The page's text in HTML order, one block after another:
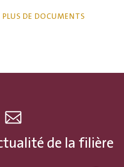
PLUS DE DOCUMENTS
de la filière